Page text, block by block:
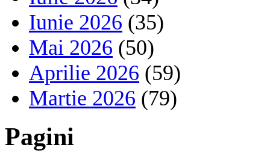
Iunie 2026 (35)
Mai 2026 (50)
Aprilie 2026 (59)
Martie 2026 (79)
Pagini